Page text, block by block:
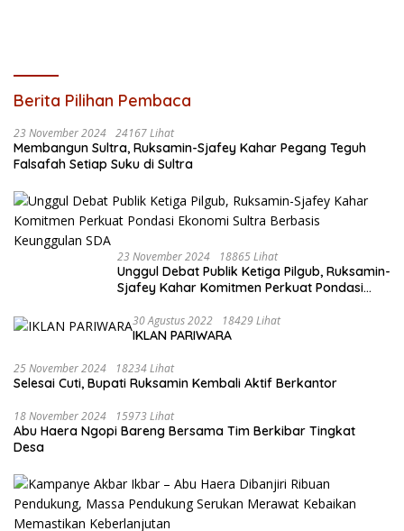
Berita Pilihan Pembaca
23 November 2024 24167 Lihat
Membangun Sultra, Ruksamin-Sjafey Kahar Pegang Teguh
Falsafah Setiap Suku di Sultra
23 November 2024 18865 Lihat
Unggul Debat Publik Ketiga Pilgub, Ruksamin-
Sjafey Kahar Komitmen Perkuat Pondasi
30 Agustus 2022 18429 Lihat
IKLAN PARIWARA
25 November 2024 18234 Lihat
Selesai Cuti, Bupati Ruksamin Kembali Aktif Berkantor
18 November 2024 15973 Lihat
Abu Haera Ngopi Bareng Bersama Tim Berkibar Tingkat
Desa